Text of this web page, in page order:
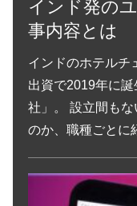
インド発の
事内容とは
インドのホテルチ
出資で2019年に
社」。 設立間も
のか、職種ごとに